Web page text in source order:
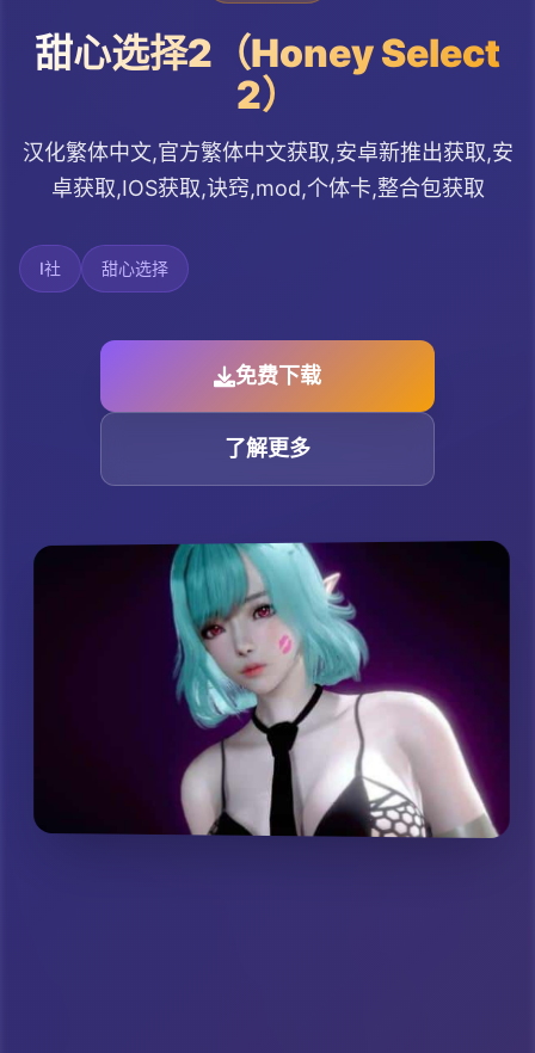
甜心选择2（Honey Select
2）
汉化繁体中文,官方繁体中文获取,安卓新推出获取,安
卓获取,IOS获取,诀窍,mod,个体卡,整合包获取
I社 甜心选择
免费下载
了解更多